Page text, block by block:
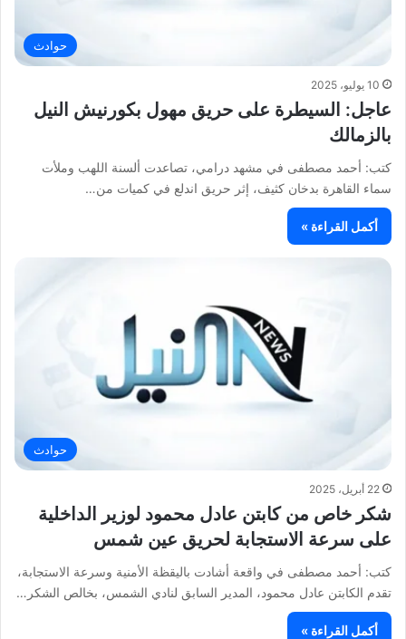
حوادث
10 يوليو، 2025
عاجل: السيطرة على حريق مهول بكورنيش النيل
بالزمالك
كتب: أحمد مصطفى في مشهد درامي، تصاعدت ألسنة اللهب وملأت
سماء القاهرة بدخان كثيف، إثر حريق اندلع في كميات من…
أكمل القراءة »
حوادث
22 أبريل، 2025
شكر خاص من كابتن عادل محمود لوزير الداخلية
على سرعة الاستجابة لحريق عين شمس
كتب: أحمد مصطفى في واقعة أشادت باليقظة الأمنية وسرعة الاستجابة،
تقدم الكابتن عادل محمود، المدير السابق لنادي الشمس، بخالص الشكر…
أكمل القراءة »